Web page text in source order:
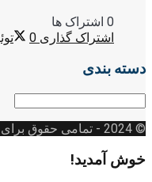
0 اشتراک ها
اشتراک گذاری 0
دسته بندی
دسته
© 2024
- تمامی حقوق
خوش آمدید!